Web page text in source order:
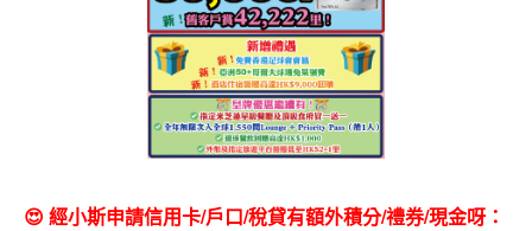
😍 經小斯申請信用卡/戶口/稅貸有額外積分/禮券/現金呀：